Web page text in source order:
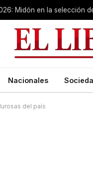
Midón en la selección
Nacionales
del país